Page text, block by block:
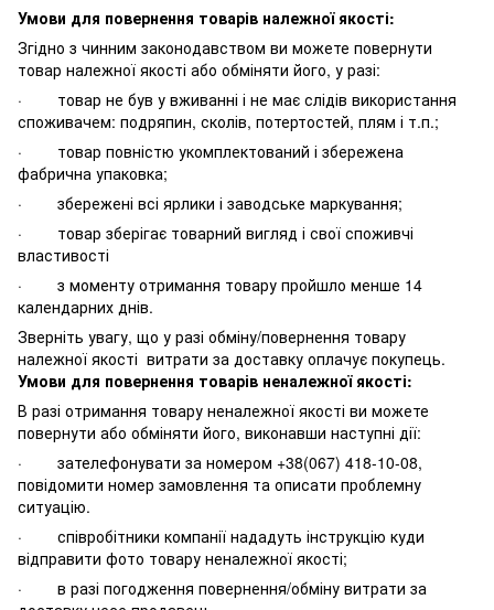
Умови для повернення товарів належної якості:
Згідно з чинним законодавством ви можете повернути
товар належної якості або обміняти його, у разі:
· товар не був у вживанні і не має слідів використання
споживачем: подряпин, сколів, потертостей, плям і т.п.;
· товар повністю укомплектований і збережена
фабрична упаковка;
· збережені всі ярлики і заводське маркування;
· товар зберігає товарний вигляд і свої споживчі
властивості
· з моменту отримання товару пройшло менше 14
календарних днів.
Зверніть увагу, що у разі обміну/повернення товару
належної якості витрати за доставку оплачує покупець.
Умови для повернення товарів неналежної якості:
В разі отримання товару неналежної якості ви можете
повернути або обміняти його, виконавши наступні дії:
· зателефонувати за номером +38(067) 418-10-08,
повідомити номер замовлення та описати проблемну
ситуацію.
· співробітники компанії нададуть інструкцію куди
відправити фото товару неналежної якості;
· в разі погодження повернення/обміну витрати за